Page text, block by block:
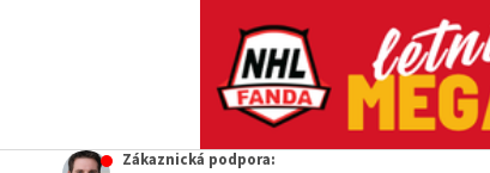
Přejít
Zákaznická podpora: